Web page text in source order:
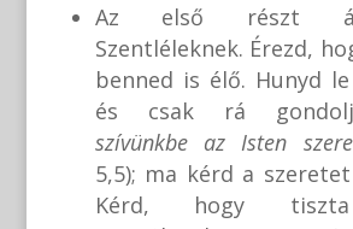
Az első részt
Szentléleknek. Érezd,
benned is élő. Hunyd
és csak rá
szívünkbe az Isten
5,5); ma kérd a
Kérd, hogy